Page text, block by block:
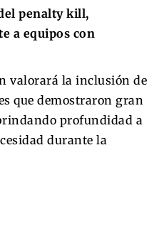
penalty kill,
a equipos con
valorará la inclusión de
que demostraron gran
profundidad a
durante la